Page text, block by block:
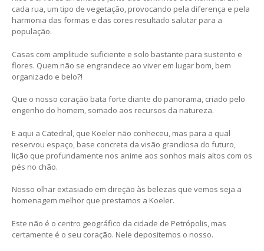
cada rua, um tipo de vegetação, provocando pela diferença e pela
harmonia das formas e das cores resultado salutar para a
população.
Casas com amplitude suficiente e solo bastante para sustento e
flores. Quem não se engrandece ao viver em lugar bom, bem
organizado e belo?!
Que o nosso coração bata forte diante do panorama, criado pelo
engenho do homem, somado aos recursos da natureza.
E aqui a Catedral, que Koeler não conheceu, mas para a qual
reservou espaço, base concreta da visão grandiosa do futuro,
lição que profundamente nos anime aos sonhos mais altos com os
pés no chão.
Nosso olhar extasiado em direção às belezas que vemos seja a
homenagem melhor que prestamos a Koeler.
Este não é o centro geográfico da cidade de Petrópolis, mas
certamente é o seu coração. Nele depositemos o nosso.